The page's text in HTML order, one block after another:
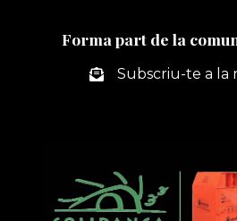
Forma part de la
Subscriu-te a la